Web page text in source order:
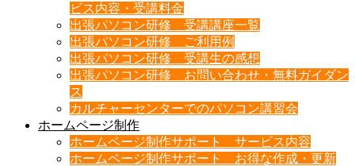
ビス内容・受講料金
出張パソコン研修 受講講座一覧
出張パソコン研修 ご利用例
出張パソコン研修 受講生の感想
出張パソコン研修 お問い合わせ・無料ガイダン
ス
カルチャーセンターでのパソコン講習会
ホームページ制作
ホームページ制作サポート サービス内容
ホームページ制作サポート お得な作成・更新